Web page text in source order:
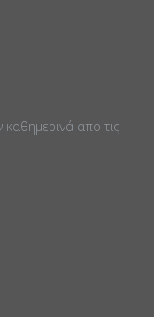
καθημερινά απο τις